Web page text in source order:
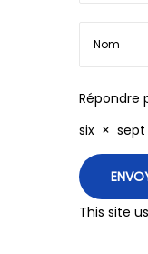
Répondre
six × sept
This site